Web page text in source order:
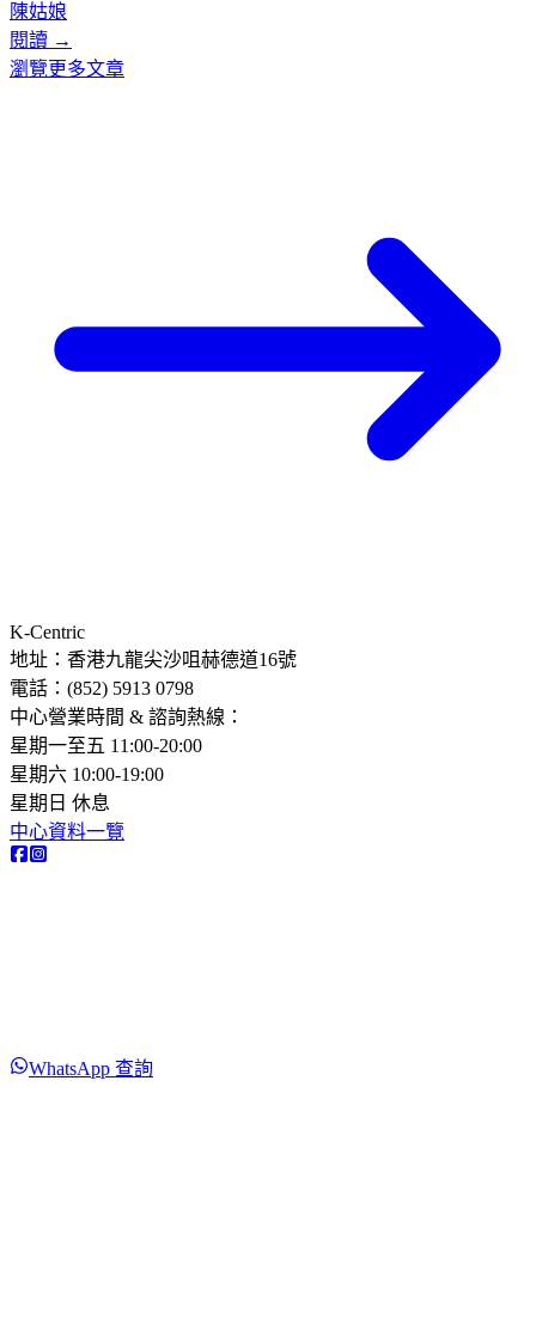
陳姑娘
閱讀 →
瀏覽更多文章
K-Centric
地址：香港九龍尖沙咀赫德道16號
電話：(852) 5913 0798​
中心營業時間 & 諮詢熱線：
星期一至五 11:00-20:00
星期六 10:00-19:00
星期日 休息
中心資料一覽
WhatsApp 查詢